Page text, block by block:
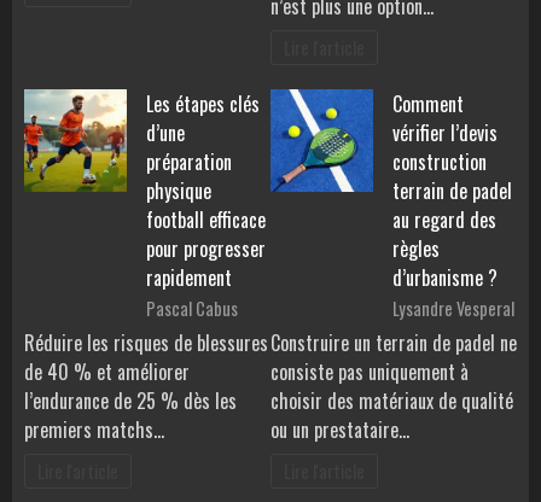
n’est plus une option…
Les étapes clés
d’une
préparation
physique
football efficace
pour progresser
rapidement
Pascal Cabus
Réduire les risques de blessures
de 40 % et améliorer
l’endurance de 25 % dès les
premiers matchs…
Comment
vérifier l’devis
construction
terrain de padel
au regard des
règles
d’urbanisme ?
Lysandre Vesperal
Construire un terrain de padel ne
consiste pas uniquement à
choisir des matériaux de qualité
ou un prestataire…